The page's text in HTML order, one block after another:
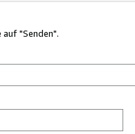
"Senden".